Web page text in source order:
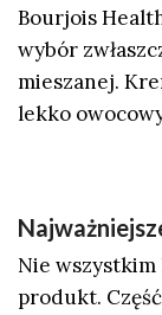
Bourjois
wybór
mieszanej.
lekko
Nie wszystkim
produkt.